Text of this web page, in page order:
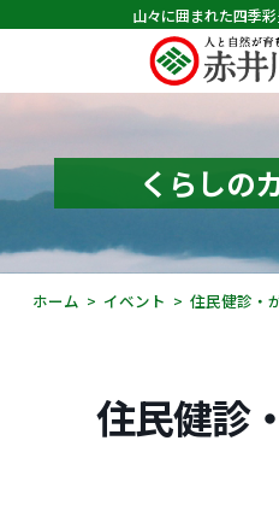
山々に囲まれた四季
ホーム
むらのできごと
むらのプロフィール
くらしの情報
観光・イベント情報
くらしの
ホーム イベント 住民健診・
住民健診